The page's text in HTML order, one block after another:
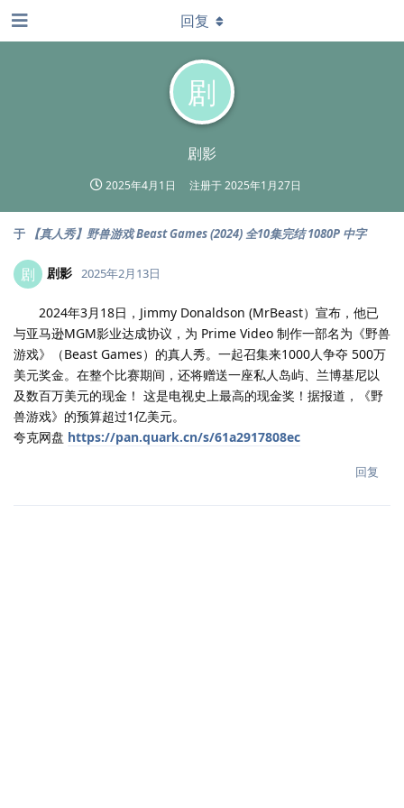
剧
剧影
2025年4月1日 注册于2025年1月27日
回复
于 【真人秀】野兽游戏 Beast Games (2024) 全10集完结 1080P 中字
剧 剧影 2025年2月13日
2024年3月18日，Jimmy Donaldson (MrBeast）宣布，他已
与亚马逊MGM影业达成协议，为 Prime Video 制作一部名为《野兽
游戏》（Beast Games）的真人秀。一起召集来1000人争夺 500万
美元奖金。在整个比赛期间，还将赠送一座私人岛屿、兰博基尼以
及数百万美元的现金！ 这是电视史上最高的现金奖！据报道，《野
兽游戏》的预算超过1亿美元。
夸克网盘 https://pan.quark.cn/s/61a2917808ec
回复